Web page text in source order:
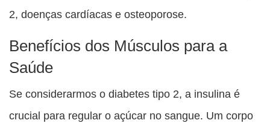
2, doenças cardíacas e osteoporose.
Benefícios dos Músculos para a
Saúde
Se considerarmos o diabetes tipo 2, a insulina é
crucial para regular o açúcar no sangue. Um corpo